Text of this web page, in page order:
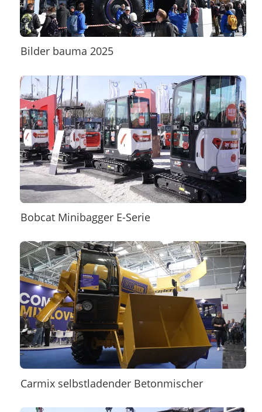
Bilder bauma 2025
Bobcat Minibagger E-Serie
Carmix selbstladender Betonmischer